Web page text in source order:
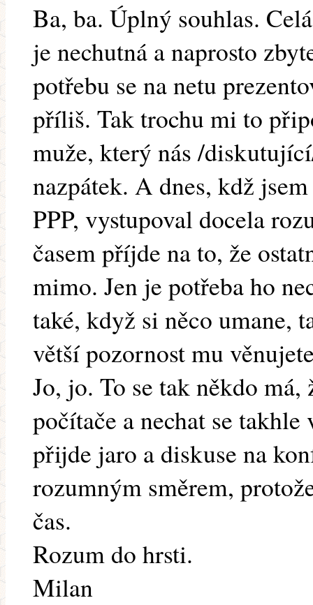
Ba, ba. Úplný souhlas.
je nechutná a naprosto
potřebu se na netu
příliš. Tak trochu mi to
muže, který nás /
nazpátek. A dnes, kdž
PPP, vystupoval docela
časem příjde na to, že
mimo. Jen je potřeba ho
také, když si něco umane,
větší pozornost mu
Jo, jo. To se tak někdo má,
počítače a nechat se
přijde jaro a diskuse na
rozumným směrem,
čas.
Rozum do hrsti.
Milan